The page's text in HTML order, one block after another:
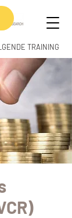
TRAINING